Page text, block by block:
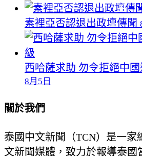
素裡亞否認退出政壇傳聞
西哈薩求助 勿令拒絕中
8月5日
關於我們
泰國中文新聞（TCN）是一家
文新聞媒體，致力於報導泰國